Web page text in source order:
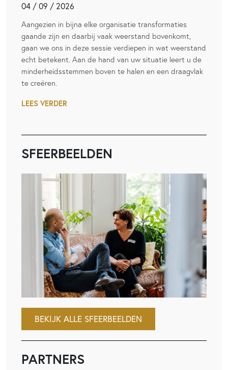
04 / 09 / 2026
Aangezien in bijna elke organisatie transformaties
gaande zijn en daarbij vaak weerstand bovenkomt,
gaan we ons in deze sessie verdiepen in wat weerstand
echt betekent. Aan de hand van uw situatie leert u de
minderheidsstemmen boven te halen en een draagvlak
te creëren.
LEES VERDER
SFEERBEELDEN
BEKIJK ALLE SFEERBEELDEN
PARTNERS